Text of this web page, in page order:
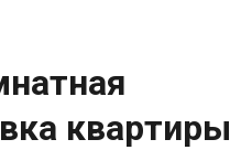
квартиры